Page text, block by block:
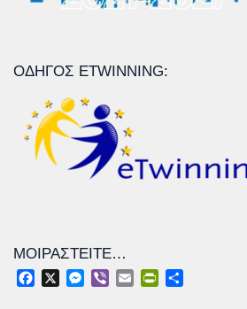
ΟΔΗΓΌΣ ETWINNING:
ΜΟΙΡΑΣΤΕΊΤΕ…
FacebookMessenger
Viber EmailPrintFriendly